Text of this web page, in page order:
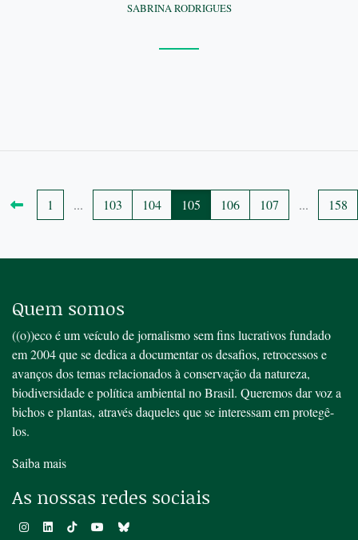
SABRINA RODRIGUES
1 ... 103 104 105 106 107 ... 158
Quem somos
((o))eco é um veículo de jornalismo sem fins lucrativos fundado
em 2004 que se dedica a documentar os desafios, retrocessos e
avanços dos temas relacionados à conservação da natureza,
biodiversidade e política ambiental no Brasil. Queremos dar voz a
bichos e plantas, através daqueles que se interessam em protegê-
los.
Saiba mais
As nossas redes sociais